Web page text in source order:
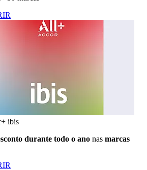
ibis
durante todo o ano nas marcas